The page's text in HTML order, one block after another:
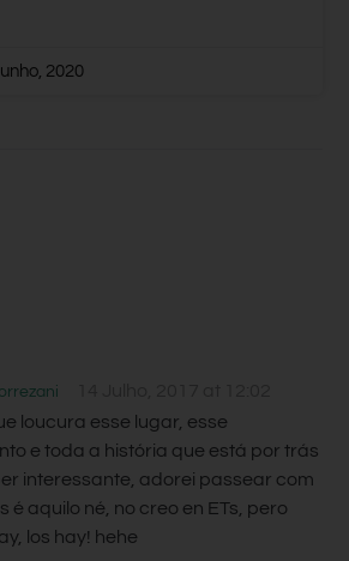
2020
loucura esse lugar, esse
e toda a história que está por trás
interessante, adorei passear com
é aquilo né, no creo en ETs, pero
los hay! hehe